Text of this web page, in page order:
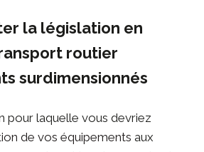
la législation en
routier
surdimensionnés
pour laquelle vous devriez
de vos équipements aux